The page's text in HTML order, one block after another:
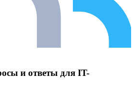
и ответы для IT-